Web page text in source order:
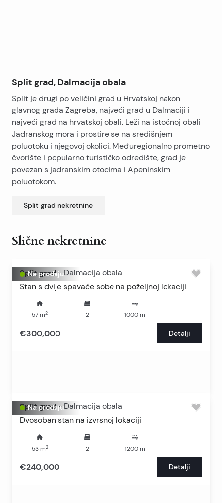
Split grad, Dalmacija obala
Split je drugi po veličini grad u Hrvatskoj nakon
glavnog grada Zagreba, najveći grad u Dalmaciji i
najveći grad na hrvatskoj obali. Leži na istočnoj obali
Jadranskog mora i prostire se na središnjem
poluotoku i njegovoj okolici. Međuregionalno prometno
čvorište i popularno turističko odredište, grad je
povezan s jadranskim otocima i Apeninskim
poluotokom.
Split grad nekretnine
Slične nekretnine
Na prodaju
Split grad - Dalmacija obala
Stan s dvije spavaće sobe na poželjnoj lokaciji
57 m2 2 1000 m
€300,000 Detalji
Na prodaju
Split grad - Dalmacija obala
Dvosoban stan na izvrsnoj lokaciji
53m2 2 1200m
€240,000 Detalji